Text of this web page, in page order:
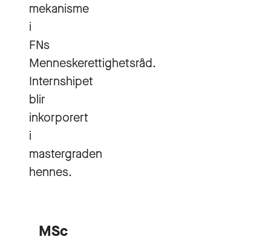
mekanisme
i
FNs
Menneskerettighetsråd.
Internshipet
blir
inkorporert
i
mastergraden
hennes.
MSc